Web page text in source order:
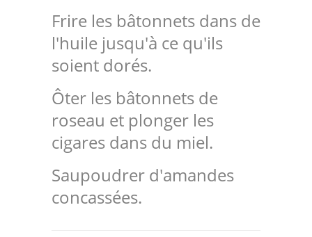
Frire les bâtonnets dans de
l'huile jusqu'à ce qu'ils
soient dorés.
Ôter les bâtonnets de
roseau et plonger les
cigares dans du miel.
Saupoudrer d'amandes
concassées.